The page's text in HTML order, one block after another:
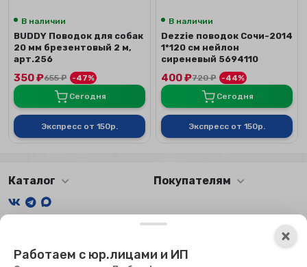
В наличии
BUDDY Поводок для собак
20 мм брезентовый 2 м,
арт.256
350₽655₽
-47%
Сегодня
Экспресс от 150р.
В наличии
Dezzie поводок Сочи-2014
1*120 см нейлон
сиреневый 5694110
400₽720₽
-44%
Сегодня
Экспресс от 150р.
Каталог Покупателям
Мы получаем и обрабатываем персональные данные
политикой. Если вы не даете согласия на обработку своих
Работаем с юр.лицами и ИП
×